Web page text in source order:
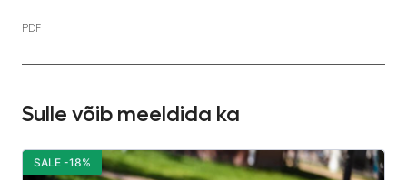
PDF
Sulle võib meeldida ka
SALE -18%